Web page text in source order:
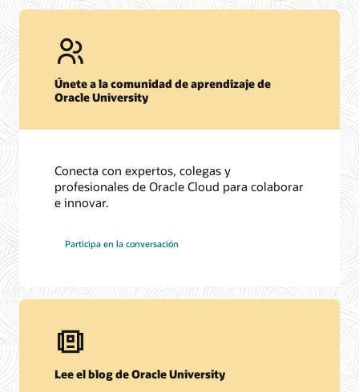
Únete a la comunidad de aprendizaje de
Oracle University
Conecta con expertos, colegas y
profesionales de Oracle Cloud para colaborar
e innovar.
Participa en la conversación
Lee el blog de Oracle University